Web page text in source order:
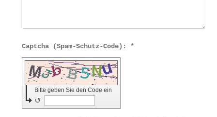
Captcha (Spam-Schutz-Code): *
Bitte geben Sie den Code ein
↺